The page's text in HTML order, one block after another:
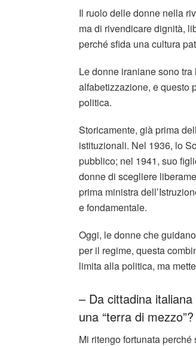
Il ruolo delle donne nella
ma di rivendicare dignità,
perché sfida una cultura
Le donne iraniane sono
alfabetizzazione, e questo
politica.
Storicamente, già prima
istituzionali. Nel 1936, lo
pubblico; nel 1941, suo
donne di scegliere
prima ministra
e fondamentale.
Oggi, le donne che
per il regime, questa
limita alla politica, ma
– Da cittadina
una “terra di
Mi ritengo fortunata